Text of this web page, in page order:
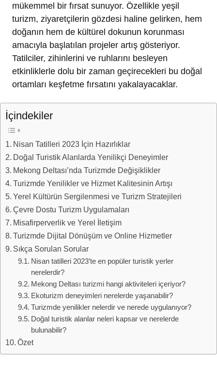
mükemmel bir fırsat sunuyor. Özellikle yeşil
turizm, ziyaretçilerin gözdesi haline gelirken, hem
doğanın hem de kültürel dokunun korunması
amacıyla başlatılan projeler artış gösteriyor.
Tatilciler, zihinlerini ve ruhlarını besleyen
etkinliklerle dolu bir zaman geçirecekleri bu doğal
ortamları keşfetme fırsatını yakalayacaklar.
İçindekiler
Nisan Tatilleri 2023 İçin Hazırlıklar
Doğal Turistik Alanlarda Yenilikçi Deneyimler
Mekong Deltası’nda Turizmde Değişiklikler
Turizmde Yenilikler ve Hizmet Kalitesinin Artışı
Yerel Kültürün Sergilenmesi ve Turizm Stratejileri
Çevre Dostu Turizm Uygulamaları
Misafirperverlik ve Yerel İletişim
Turizmde Dijital Dönüşüm ve Online Hizmetler
Sıkça Sorulan Sorular
Nisan tatilleri 2023’te en popüler turistik yerler
nerelerdir?
Mekong Deltası turizmi hangi aktiviteleri içeriyor?
Ekoturizm deneyimleri nerelerde yaşanabilir?
Turizmde yenilikler nelerdir ve nerede uygulanıyor?
Doğal turistik alanlar neleri kapsar ve nerelerde
bulunabilir?
Özet